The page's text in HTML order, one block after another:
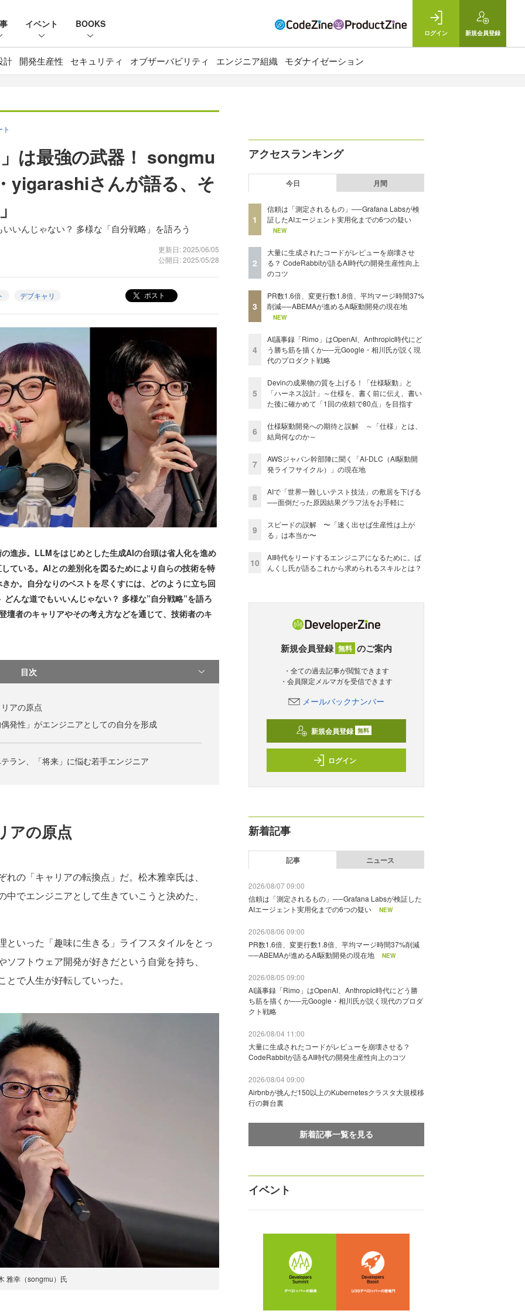
イベント BOOKS
ログイン 新規会員登録
計 開発生産性 セキュリティ オブザーバビリティ エンジニア組織 モダナイゼーション
は最強の武器！ songmu
yigarashiさんが語る、そ
いんじゃない？ 多様な「自分戦略」を語ろう
更新日: 2025/06/05
公開日: 2025/05/28
デブキャリ ポスト
進歩。LLMをはじめとした生成AIの台頭は省人化を進め
ている。AIとの差別化を図るためにより自らの技術を特
か。自分なりのベストを尽くすには、どのように立ち回
んな道でもいいんじゃない？ 多様な”自分戦略”を語ろ
壇者のキャリアやその考え方などを通じて、技術者のキ
目次
アの原点
発性」がエンジニアとしての自分を形成
ラン、「将来」に悩む若手エンジニア
アの原点
の「キャリアの転換点」だ。松木雅幸氏は、
でエンジニアとして生きていこうと決めた、
いった「趣味に生きる」ライフスタイルをとっ
フトウェア開発が好きだという自覚を持ち、
で人生が好転していった。
雅幸（songmu）氏
アクセスランキング
今日 月間
1
信頼は「測定されるもの」──Grafana Labsが検
証したAIエージェント実用化までの6つの疑い
NEW
2
大量に生成されたコードがレビューを崩壊させ
る？ CodeRabbitが語るAI時代の開発生産性向上
のコツ
3
PR数1.6倍、変更行数1.8倍、平均マージ時間37%
削減──ABEMAが進めるAI駆動開発の現在地
NEW
4
AI議事録「Rimo」はOpenAI、Anthropic時代にど
う勝ち筋を描くか──元Google・相川氏が説く現
代のプロダクト戦略
5
Devinの成果物の質を上げる！「仕様駆動」と
「ハーネス設計」～仕様を、書く前に伝え、書い
た後に確かめて「1回の依頼で80点」を目指す
6
仕様駆動開発への期待と誤解 ～「仕様」とは、
結局何なのか～
7
AWSジャパン幹部陣に聞く「AI-DLC（AI駆動開
発ライフサイクル）」の現在地
8
AIで「世界一難しいテスト技法」の敷居を下げる
──面倒だった原因結果グラフ法をお手軽に
9
スピードの誤解 〜「速く出せば生産性は上が
る」は本当か〜
10
AI時代をリードするエンジニアになるために。ば
んくし氏が語るこれから求められるスキルとは？
新規会員登録 無料 のご案内
・全ての過去記事が閲覧できます
・会員限定メルマガを受信できます
メールバックナンバー
新規会員登録 無料
ログイン
新着記事
記事 ニュース
2026/08/07 09:00
信頼は「測定されるもの」──Grafana Labsが検証した
AIエージェント実用化までの6つの疑い
NEW
2026/08/06 09:00
PR数1.6倍、変更行数1.8倍、平均マージ時間37%削減
──ABEMAが進めるAI駆動開発の現在地
NEW
2026/08/05 09:00
AI議事録「Rimo」はOpenAI、Anthropic時代にどう勝
ち筋を描くか──元Google・相川氏が説く現代のプロダ
クト戦略
2026/08/04 11:00
大量に生成されたコードがレビューを崩壊させる？
CodeRabbitが語るAI時代の開発生産性向上のコツ
2026/08/04 09:00
Airbnbが挑んだ150以上のKubernetesクラスタ大規模移
行の舞台裏
新着記事一覧を見る
イベント